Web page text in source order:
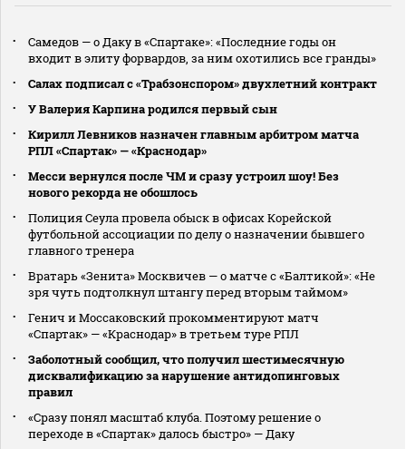
Самедов — о Даку в «Спартаке»: «Последние годы он
входит в элиту форвардов, за ним охотились все гранды»
Салах подписал с «Трабзонспором» двухлетний контракт
У Валерия Карпина родился первый сын
Кирилл Левников назначен главным арбитром матча
РПЛ «Спартак» — «Краснодар»
Месси вернулся после ЧМ и сразу устроил шоу! Без
нового рекорда не обошлось
Полиция Сеула провела обыск в офисах Корейской
футбольной ассоциации по делу о назначении бывшего
главного тренера
Вратарь «Зенита» Москвичев — о матче с «Балтикой»: «Не
зря чуть подтолкнул штангу перед вторым таймом»
Генич и Моссаковский прокомментируют матч
«Спартак» — «Краснодар» в третьем туре РПЛ
Заболотный сообщил, что получил шестимесячную
дисквалификацию за нарушение антидопинговых
правил
«Сразу понял масштаб клуба. Поэтому решение о
переходе в «Спартак» далось быстро» — Даку